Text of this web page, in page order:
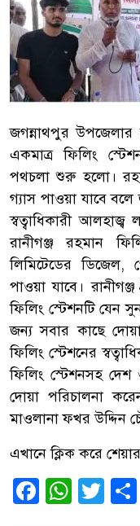
জগন্নাথপুর উপজেলার
একমাত্র ফিলিং
পথচলা শুরু হলো।
গ্যাস পাওয়া যাবে বলে
স্বত্বাধিকারী
রানীগঞ্জ রহমান
লিমিটেডের ডিজেল,
পাওয়া যাবে।
ফিলিং স্টেশনটি যেন
জন্য সবার কাছে
ফিলিং স্টেশনের
ফিলিং স্টেশনসহ
দোয়া পরিচালনা
মাওলানা ফখর উদ্দিন
এখানে ক্লিক করে
Facebook